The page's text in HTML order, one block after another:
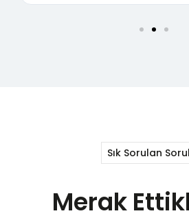
Sık Sorulan
Merak